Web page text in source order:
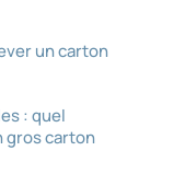
un carton
: quel
gros carton